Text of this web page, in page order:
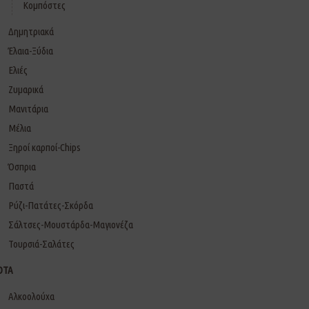
Κομπόστες
Δημητριακά
Έλαια-Ξύδια
Ελιές
Ζυμαρικά
Μανιτάρια
Μέλια
Ξηροί καρποί-Chips
Όσπρια
Παστά
Ρύζι-Πατάτες-Σκόρδα
Σάλτσες-Μουστάρδα-Μαγιονέζα
Τουρσιά-Σαλάτες
Αλκοολούχα